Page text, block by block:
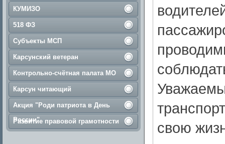
КУМИЗО
518 ФЗ
Субъекты МСП
Карсунский ветеран
Контрольно-счётная палата МО
Карсун читающий
Акция "Роди патриота в День
России"
Развитие правовой грамотности
свою